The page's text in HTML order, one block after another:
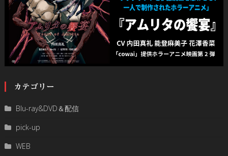
カテゴリー
Blu-ray&DVD＆配信
pick-up
WEB